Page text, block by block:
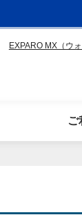
EXPARO MX（ウ
ご